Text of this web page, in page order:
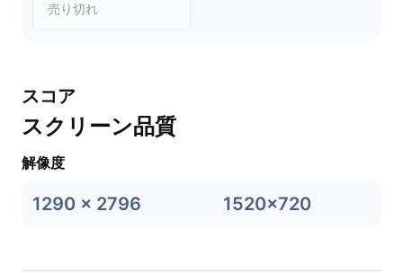
売り切れ
スコア
スクリーン品質
解像度
1290 x 2796 1520x720